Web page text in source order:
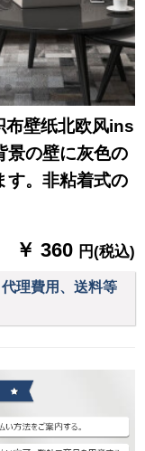
壁壁壁壁壁壁壁壁壁
壁壁壁壁壁壁壁壁壁
壁壁壁壁壁壁壁壁壁
壁壁壁壁壁壁壁壁壁
壁
布壁纸北欧风ins
景の壁に灰色の
す。非粘着式の
￥ 360 円(税込)
理費用、送料等